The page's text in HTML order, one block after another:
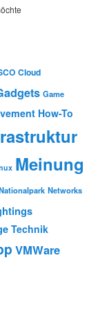
Cloud
Game
How-To
Meinung
Networks
Technik
VMWare